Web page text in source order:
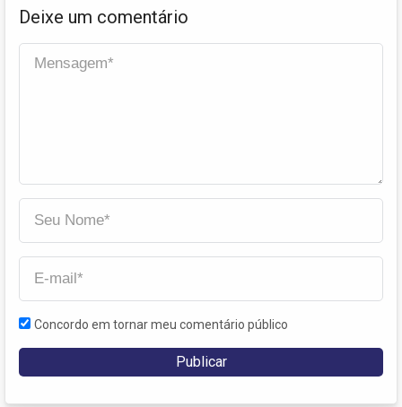
Deixe um comentário
Concordo em tornar meu comentário público